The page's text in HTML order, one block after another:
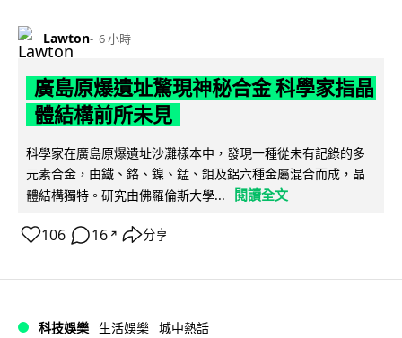
Lawton 6 小時
廣島原爆遺址驚現神秘合金 科學家指晶
體結構前所未見
科學家在廣島原爆遺址沙灘樣本中，發現一種從未有記錄的多
元素合金，由鐵、鉻、鎳、錳、鉬及鋁六種金屬混合而成，晶
體結構獨特。研究由佛羅倫斯大學...
閱讀全文
106 16 ↗ 分享
科技娛樂 生活娛樂 城中熱話